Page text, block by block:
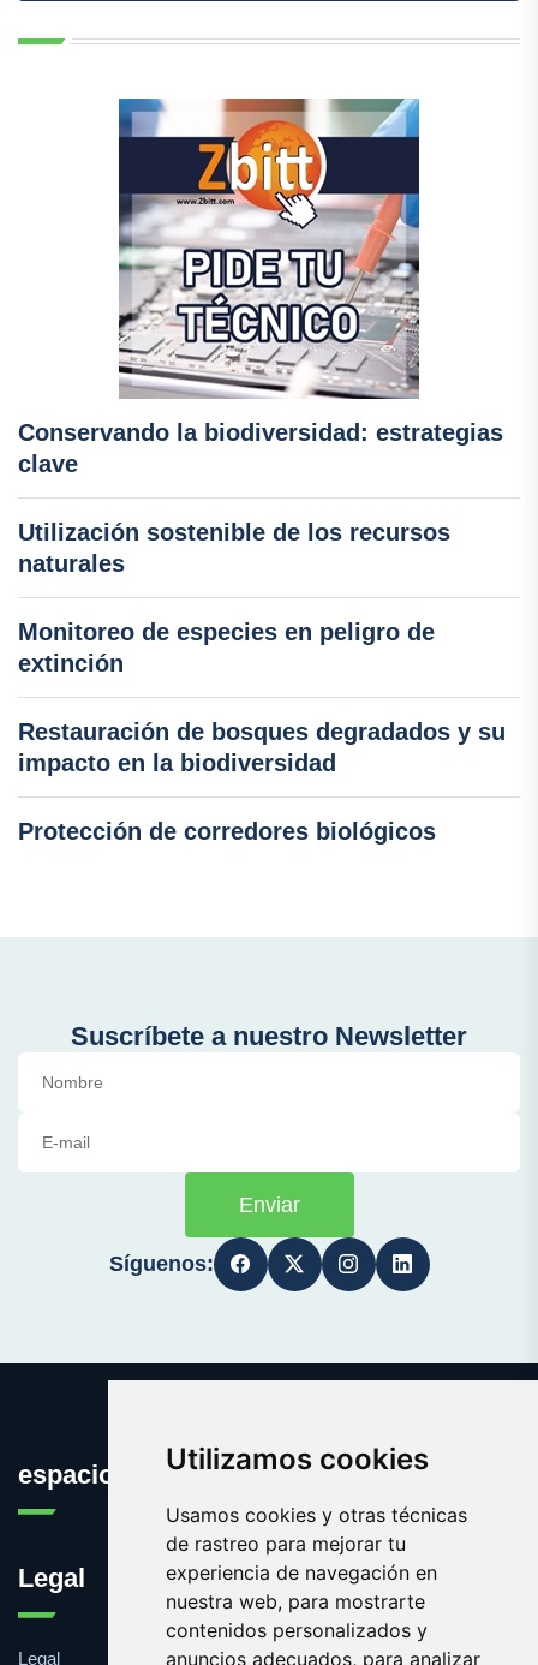
Utilizamos cookies
Usamos cookies y otras técnicas
de rastreo para mejorar tu
experiencia de navegación en
nuestra web, para mostrarte
contenidos personalizados y
anuncios adecuados, para analizar
Conservando la biodiversidad: estrategias
clave
Utilización sostenible de los recursos
naturales
Monitoreo de especies en peligro de
extinción
Restauración de bosques degradados y su
impacto en la biodiversidad
Protección de corredores biológicos
Suscríbete a nuestro Newsletter
Enviar
Síguenos:
espaciosnaturales.es
Legal
Legal